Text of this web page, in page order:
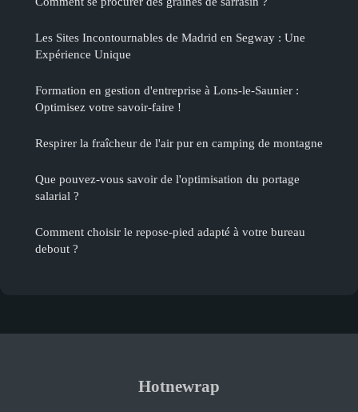
Les Sites Incontournables de Madrid en Segway : Une
Expérience Unique
Formation en gestion d'entreprise à Lons-le-Saunier :
Optimisez votre savoir-faire !
Respirer la fraîcheur de l'air pur en camping de montagne
Que pouvez-vous savoir de l'optimisation du portage
salarial ?
Comment choisir le repose-pied adapté à votre bureau
debout ?
Hotnewrap